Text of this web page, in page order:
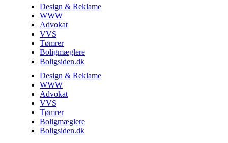
Design & Reklame
WWW
Advokat
VVS
Tømrer
Boligmæglere
Boligsiden.dk
Design & Reklame
WWW
Advokat
VVS
Tømrer
Boligmæglere
Boligsiden.dk